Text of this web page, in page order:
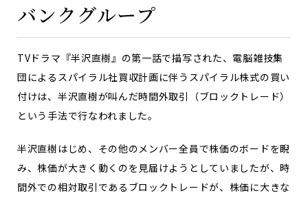
バンクグループ
TVドラマ『半沢直樹』の第一話で描写された、電脳雑技集
団によるスパイラル社買収計画に伴うスパイラル株式の買い
付けは、半沢直樹が叫んだ時間外取引（ブロックトレード）
という手法で行なわれました。
半沢直樹はじめ、その他のメンバー全員で株価のボードを睨
み、株価が大きく動くのを見届けようとしていましたが、時
間外での相対取引であるブロックトレードが、株価に大きな